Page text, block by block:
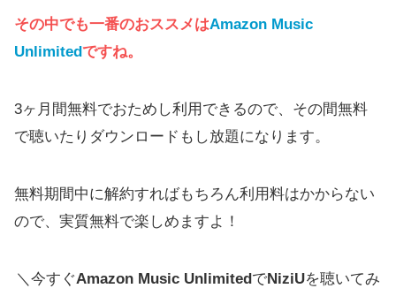
その中でも一番のおススメはAmazon Music
Unlimitedですね。
3ヶ月間無料でおためし利用できるので、その間無料
で聴いたりダウンロードもし放題になります。
無料期間中に解約すればもちろん利用料はかからない
ので、実質無料で楽しめますよ！
＼今すぐAmazon Music UnlimitedでNiziUを聴いてみ